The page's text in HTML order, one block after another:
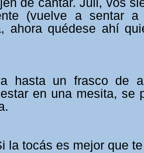
de cantar. Juli, vos
(vuelve a sentar
ahora quédese ahí
hasta un frasco de
en una mesita, se
la tocás es mejor que